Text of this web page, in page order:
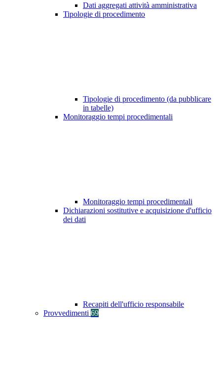
Dati aggregati attività amministrativa
Tipologie di procedimento
Tipologie di procedimento (da pubblicare
in tabelle)
Monitoraggio tempi procedimentali
Monitoraggio tempi procedimentali
Dichiarazioni sostitutive e acquisizione d'ufficio
dei dati
Recapiti dell'ufficio responsabile
Provvedimenti 69